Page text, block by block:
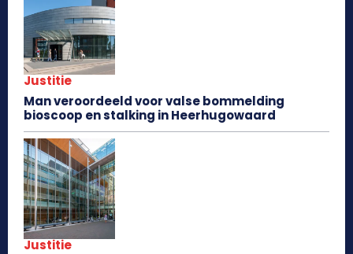
Justitie
Man veroordeeld voor valse bommelding
bioscoop en stalking in Heerhugowaard
Justitie